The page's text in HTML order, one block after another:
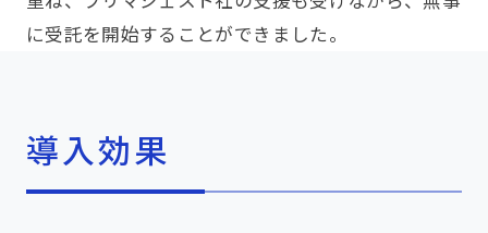
に受託を開始することができました。
導入効果